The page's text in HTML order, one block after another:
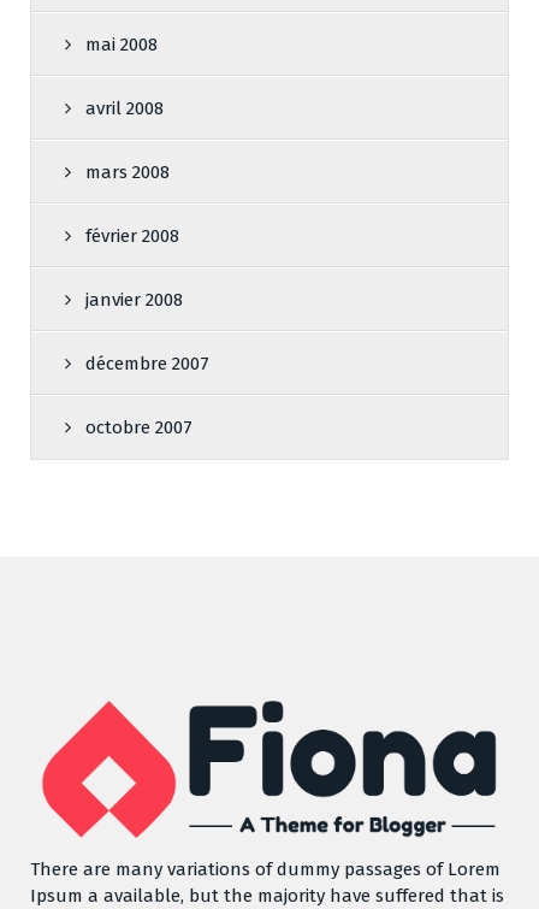
mai 2008
avril 2008
mars 2008
février 2008
janvier 2008
décembre 2007
octobre 2007
There are many variations of dummy passages of Lorem
Ipsum a available, but the majority have suffered that is